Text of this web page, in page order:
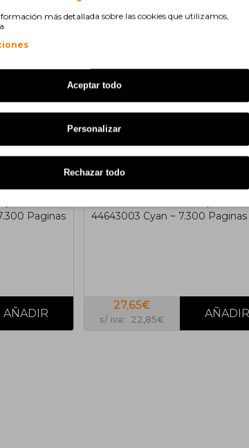
COMPATIBLE
OKI
Paginas
44643003 Cyan ~ 7.300 Paginas
27,65€
s/ iva: 22,85€
más detallada sobre las cookies que utilizamos,
Aceptar todo
Personalizar
Rechazar todo